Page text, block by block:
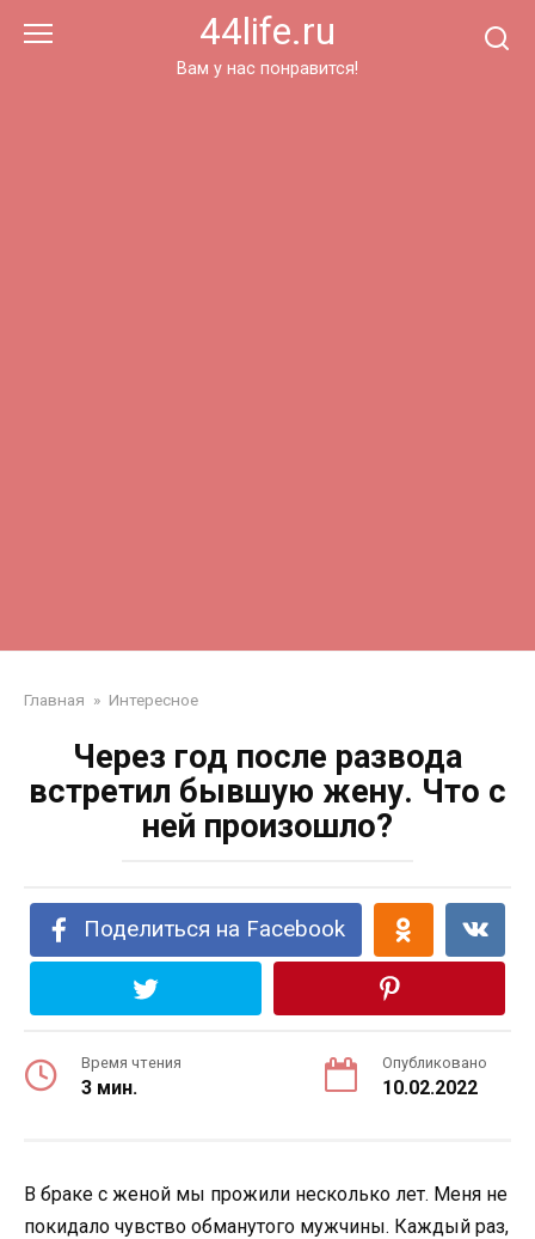
44life.ru
Вам у нас понравится!
Главная » Интересное
Через год после развода
встретил бывшую жену. Что с
ней произошло?
Поделиться на Facebook
Время чтения
3 мин.
Опубликовано
10.02.2022
В браке с женой мы прожили несколько лет. Меня не
покидало чувство обманутого мужчины. Каждый раз,